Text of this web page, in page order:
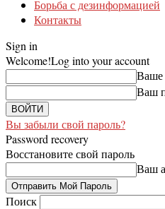
Борьба с дезинформацией
Контакты
Sign in
Welcome!Log into your account
Ваше
Ваш
Вы забыли свой пароль?
Password recovery
Восстановите свой пароль
Ваш
Поиск